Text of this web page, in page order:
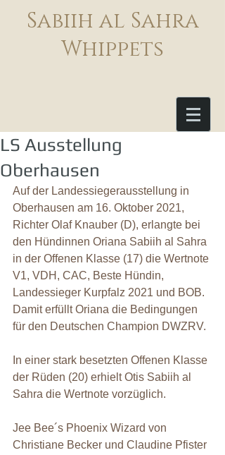
Sabiih al Sahra
Whippets
LS Ausstellung
Oberhausen
Auf der Landessiegerausstellung in
Oberhausen am 16. Oktober 2021,
Richter Olaf Knauber (D), erlangte bei
den Hündinnen Oriana Sabiih al Sahra
in der Offenen Klasse (17) die Wertnote
V1, VDH, CAC, Beste Hündin,
Landessieger Kurpfalz 2021 und BOB.
Damit erfüllt Oriana die Bedingungen
für den Deutschen Champion DWZRV.
In einer stark besetzten Offenen Klasse
der Rüden (20) erhielt Otis Sabiih al
Sahra die Wertnote vorzüglich.
Jee Bee´s Phoenix Wizard von
Christiane Becker und Claudine Pfister